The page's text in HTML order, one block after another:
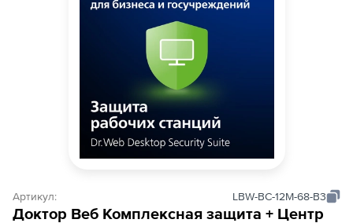
Артикул: LBW-BC-12M-68-B3
Доктор Веб Комплексная защита + Центр